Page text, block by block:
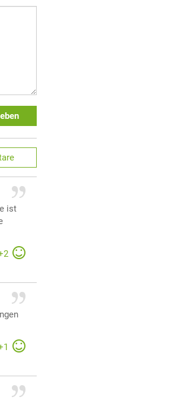
ist
2
1